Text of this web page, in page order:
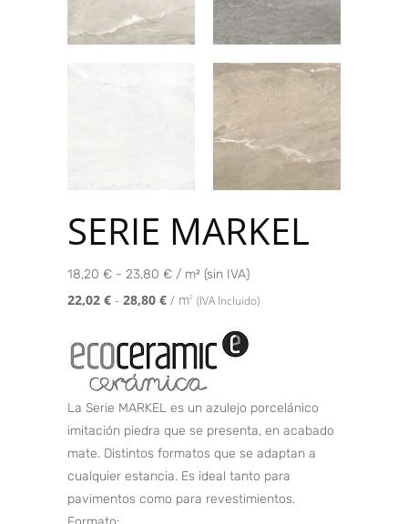
SERIE MARKEL
18,20 € - 23,80 € / m² (sin IVA)
22,02 € - 28,80 € / m2 (IVA Incluido)
La Serie MARKEL es un azulejo porcelánico
imitación piedra que se presenta, en acabado
mate. Distintos formatos que se adaptan a
cualquier estancia. Es ideal tanto para
pavimentos como para revestimientos.